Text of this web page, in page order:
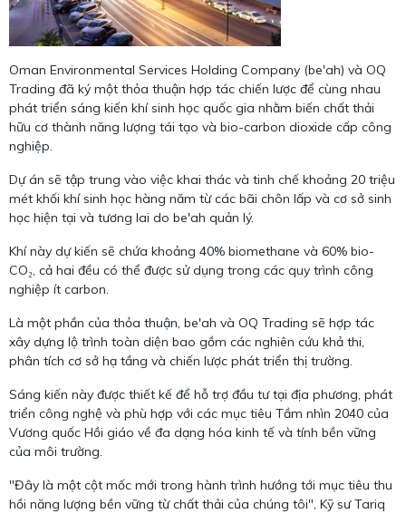
Oman Environmental Services Holding Company (be'ah) và OQ
Trading đã ký một thỏa thuận hợp tác chiến lược để cùng nhau
phát triển sáng kiến ​​khí sinh học quốc gia nhằm biến chất thải
hữu cơ thành năng lượng tái tạo và bio-carbon dioxide cấp công
nghiệp.
Dự án sẽ tập trung vào việc khai thác và tinh chế khoảng 20 triệu
mét khối khí sinh học hàng năm từ các bãi chôn lấp và cơ sở sinh
học hiện tại và tương lai do be'ah quản lý.
Khí này dự kiến ​​sẽ chứa khoảng 40% biomethane và 60% bio-
CO₂, cả hai đều có thể được sử dụng trong các quy trình công
nghiệp ít carbon.
Là một phần của thỏa thuận, be'ah và OQ Trading sẽ hợp tác
xây dựng lộ trình toàn diện bao gồm các nghiên cứu khả thi,
phân tích cơ sở hạ tầng và chiến lược phát triển thị trường.
Sáng kiến ​​này được thiết kế để hỗ trợ đầu tư tại địa phương, phát
triển công nghệ và phù hợp với các mục tiêu Tầm nhìn 2040 của
Vương quốc Hồi giáo về đa dạng hóa kinh tế và tính bền vững
của môi trường.
"Đây là một cột mốc mới trong hành trình hướng tới mục tiêu thu
hồi năng lượng bền vững từ chất thải của chúng tôi", Kỹ sư Tariq